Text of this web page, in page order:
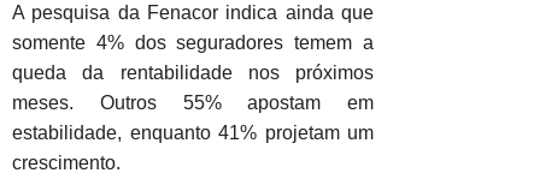
A pesquisa da Fenacor indica ainda que
somente 4% dos seguradores temem a
queda da rentabilidade nos próximos
meses. Outros 55% apostam em
estabilidade, enquanto 41% projetam um
crescimento.